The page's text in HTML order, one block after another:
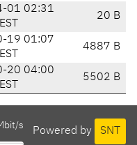
01 02:31
20 B
19 01:07
4887 B
20 04:00
5502 B
Powered by SNT
s